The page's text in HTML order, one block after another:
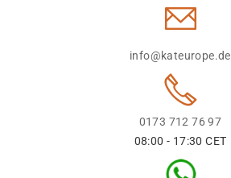
info@kateurope.de
0173 712 76 97
08:00 - 17:30 CET